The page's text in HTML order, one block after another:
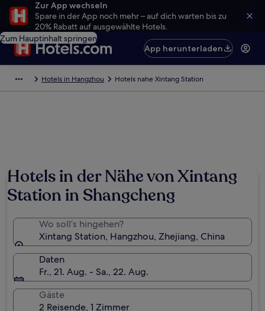
Zur App wechseln
Spare in der App noch mehr – auf dich warten bis zu
20% Rabatt auf ausgewählte Hotels.
Zum Hauptinhalt springen
App herunterladen
Hotels in Hangzhou Hotels nahe Xintang Station
Hotels in der Nähe von Xintang
Station in Shangcheng
Wo soll’s hingehen?
Xintang Station, Hangzhou, Zhejiang, China
Daten
Fr., 21. Aug. - Sa., 22. Aug.
Gäste
2 Reisende, 1 Zimmer